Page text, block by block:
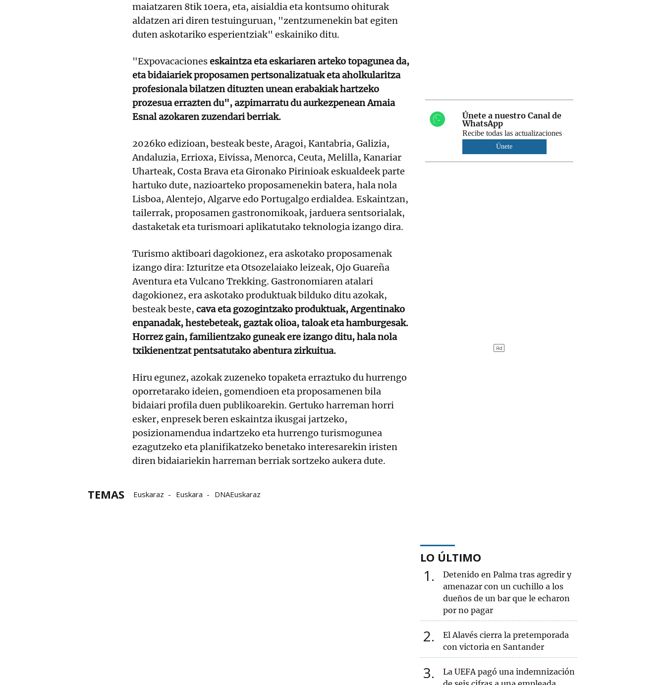
maiatzaren 8tik 10era, eta, aisialdia eta kontsumo ohiturak
aldatzen ari diren testuinguruan, "zentzumenekin bat egiten
duten askotariko esperientziak" eskainiko ditu.
"Expovacacioneseskaintza eta eskariaren arteko topagunea da,
eta bidaiariek proposamen pertsonalizatuak eta aholkularitza
profesionala bilatzen dituzten unean erabakiak hartzeko
prozesua errazten du", azpimarratu du aurkezpenean Amaia
Esnal azokaren zuzendari berriak.
2026ko edizioan, besteak beste, Aragoi, Kantabria, Galizia,
Andaluzia, Errioxa, Eivissa, Menorca, Ceuta, Melilla, Kanariar
Uharteak, Costa Brava eta Gironako Pirinioak eskualdeek parte
hartuko dute, nazioarteko proposamenekin batera, hala nola
Lisboa, Alentejo, Algarve edo Portugalgo erdialdea. Eskaintzan,
tailerrak, proposamen gastronomikoak, jarduera sentsorialak,
dastaketak eta turismoari aplikatutako teknologia izango dira.
Turismo aktiboari dagokionez, era askotako proposamenak
izango dira: Izturitze eta Otsozelaiako leizeak, Ojo Guareña
Aventura eta Vulcano Trekking. Gastronomiaren atalari
dagokionez, era askotako produktuak bilduko ditu azokak,
besteak beste, cava eta gozogintzako produktuak, Argentinako
enpanadak, hestebeteak, gaztak olioa, taloak eta hamburgesak.
Horrez gain, familientzako guneak ere izango ditu, hala nola
txikienentzat pentsatutako abentura zirkuitua.
Hiru egunez, azokak zuzeneko topaketa erraztuko du hurrengo
oporretarako ideien, gomendioen eta proposamenen bila
bidaiari profila duen publikoarekin. Gertuko harreman horri
esker, enpresek beren eskaintza ikusgai jartzeko,
posizionamendua indartzeko eta hurrengo turismogunea
ezagutzeko eta planifikatzeko benetako interesarekin iristen
diren bidaiariekin harreman berriak sortzeko aukera dute.
TEMAS Euskaraz Euskara DNAEuskaraz
Únete a nuestro Canal de
WhatsApp
Recibe todas las actualizaciones
Únete
LO ÚLTIMO
1
Detenido en Palma tras agredir y
amenazar con un cuchillo a los
dueños de un bar que le echaron
por no pagar
2
El Alavés cierra la pretemporada
con victoria en Santander
3
La UEFA pagó una indemnización